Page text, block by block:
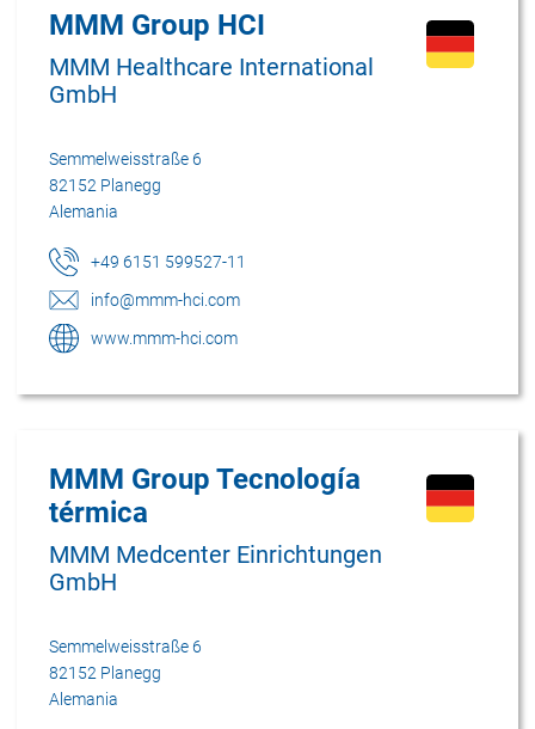
MMM Group HCI
MMM Healthcare International
GmbH
Semmelweisstraße 6
82152 Planegg
Alemania
+49 6151 599527-11
info@mmm-hci.com
www.mmm-hci.com
MMM Group Tecnología
térmica
MMM Medcenter Einrichtungen
GmbH
Semmelweisstraße 6
82152 Planegg
Alemania